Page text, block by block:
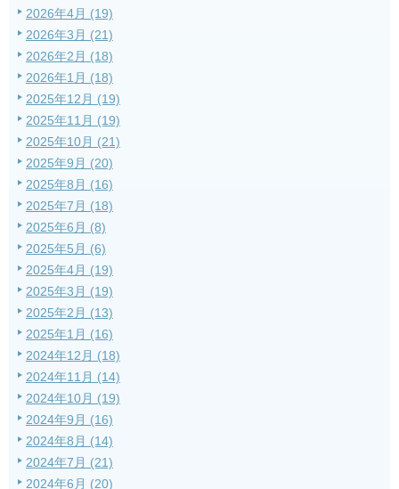
2026年4月 (19)
2026年3月 (21)
2026年2月 (18)
2026年1月 (18)
2025年12月 (19)
2025年11月 (19)
2025年10月 (21)
2025年9月 (20)
2025年8月 (16)
2025年7月 (18)
2025年6月 (8)
2025年5月 (6)
2025年4月 (19)
2025年3月 (19)
2025年2月 (13)
2025年1月 (16)
2024年12月 (18)
2024年11月 (14)
2024年10月 (19)
2024年9月 (16)
2024年8月 (14)
2024年7月 (21)
2024年6月 (20)